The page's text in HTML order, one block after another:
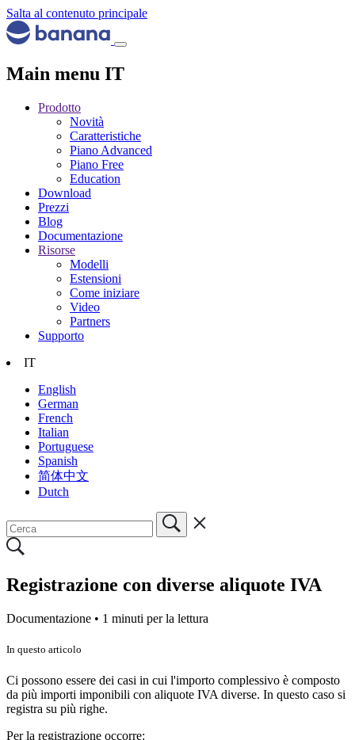
Salta al contenuto principale
Main menu IT
Prodotto
Novità
Caratteristiche
Piano Advanced
Piano Free
Education
Download
Prezzi
Blog
Documentazione
Risorse
Modelli
Estensioni
Come iniziare
Video
Partners
Supporto
IT
English
German
French
Italian
Portuguese
Spanish
简体中文
Dutch
Registrazione con diverse aliquote IVA
Documentazione • 1 minuti per la lettura
In questo articolo
Ci possono essere dei casi in cui l'importo complessivo è composto
da più importi imponibili con aliquote IVA diverse. In questo caso si
registra su più righe.
Per la registrazione occorre: